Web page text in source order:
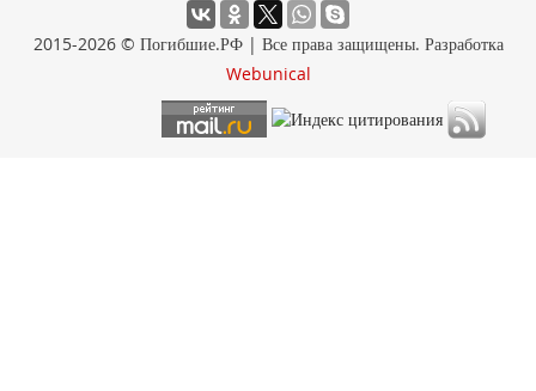
2015-2026 © Погибшие.РФ | Все права защищены. Разработка
Webunical